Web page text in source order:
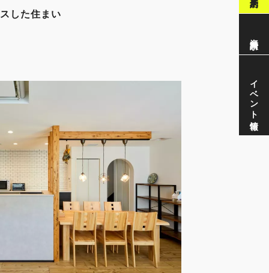
イベント情報
した住まい